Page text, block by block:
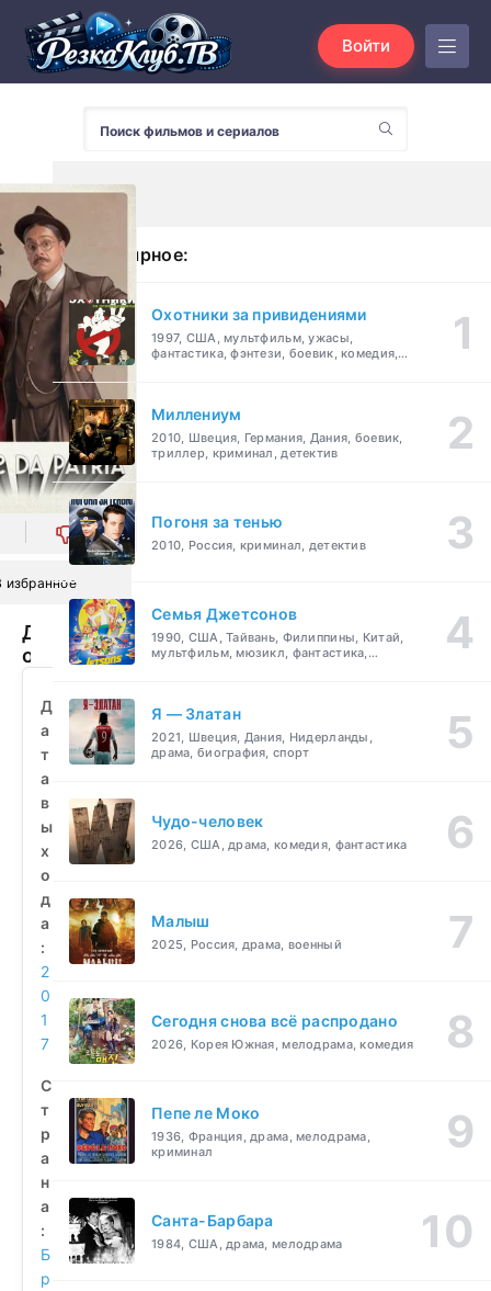
Войти
0
избранное
Дети
отечества
смотреть
бесплатно
Д
а
т
а
в
ы
х
о
д
а
:
2
0
1
7
С
т
р
а
н
а
:
Б
р
Популярное:
Охотники за привидениями
1997, США, мультфильм, ужасы,
фантастика, фэнтези, боевик, комедия,
Миллениум
2010, Швеция, Германия, Дания, боевик,
триллер, криминал, детектив
Погоня за тенью
2010, Россия, криминал, детектив
Семья Джетсонов
1990, США, Тайвань, Филиппины, Китай,
мультфильм, мюзикл, фантастика,
Я — Златан
2021, Швеция, Дания, Нидерланды,
драма, биография, спорт
Чудо-человек
2026, США, драма, комедия, фантастика
Малыш
2025, Россия, драма, военный
Сегодня снова всё распродано
2026, Корея Южная, мелодрама, комедия
Пепе ле Моко
1936, Франция, драма, мелодрама,
криминал
Санта-Барбара
1984, США, драма, мелодрама